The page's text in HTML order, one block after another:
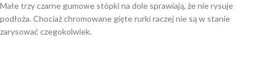
Małe trzy czarne gumowe stópki na dole sprawiają, że nie rysuje
podłoża. Chociaż chromowane gięte rurki raczej nie są w stanie
zarysować czegokolwiek.